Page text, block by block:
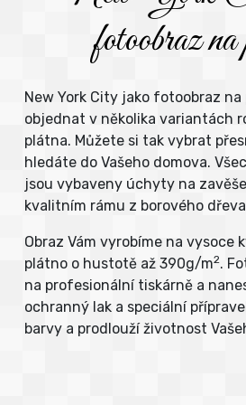
fotoobraz na
New York City jako fotoobraz
objednat v několika variantách
plátna. Můžete si tak vybrat
hledáte do Vašeho domova.
jsou vybaveny úchyty na
kvalitním rámu z borového
Obraz Vám vyrobíme na vysoce
plátno o hustotě až 390g/m2.
na profesionální tiskárně a
ochranný lak a speciální
barvy a prodlouží životnost